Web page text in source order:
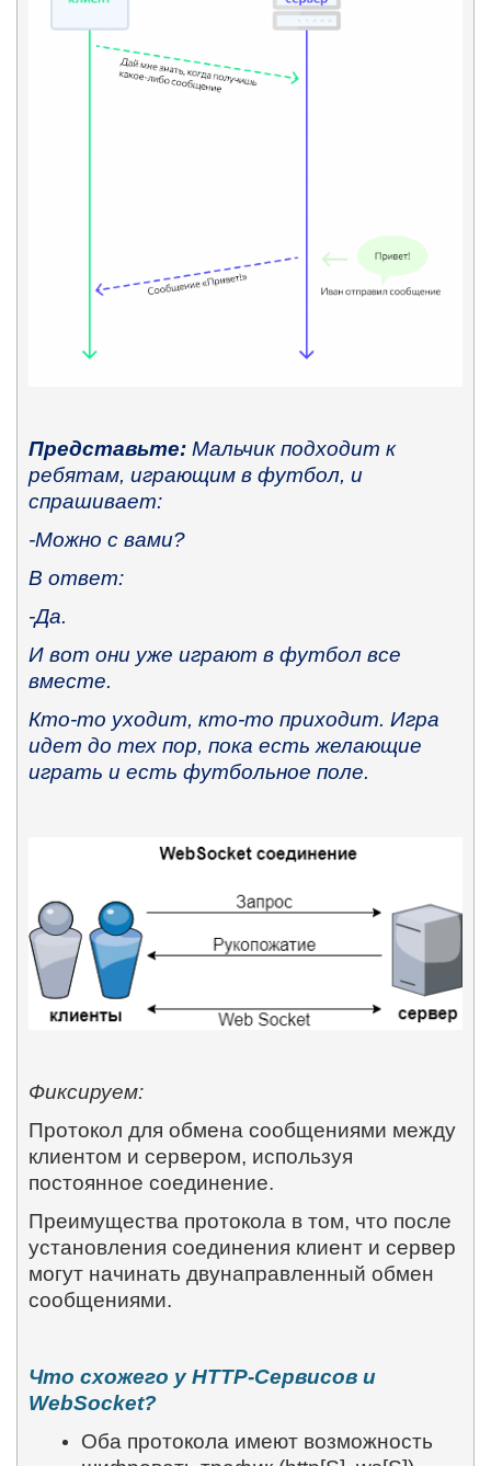
Представьте: Мальчик подходит к
ребятам, играющим в футбол, и
спрашивает:
-Можно с вами?
В ответ:
-Да.
И вот они уже играют в футбол все
вместе.
Кто-то уходит, кто-то приходит. Игра
идет до тех пор, пока есть желающие
играть и есть футбольное поле.
Фиксируем:
Протокол для обмена сообщениями между
клиентом и сервером, используя
постоянное соединение.
Преимущества протокола в том, что после
установления соединения клиент и сервер
могут начинать двунаправленный обмен
сообщениями.
Что схожего у HTTP-Сервисов и
WebSocket?
Оба протокола имеют возможность